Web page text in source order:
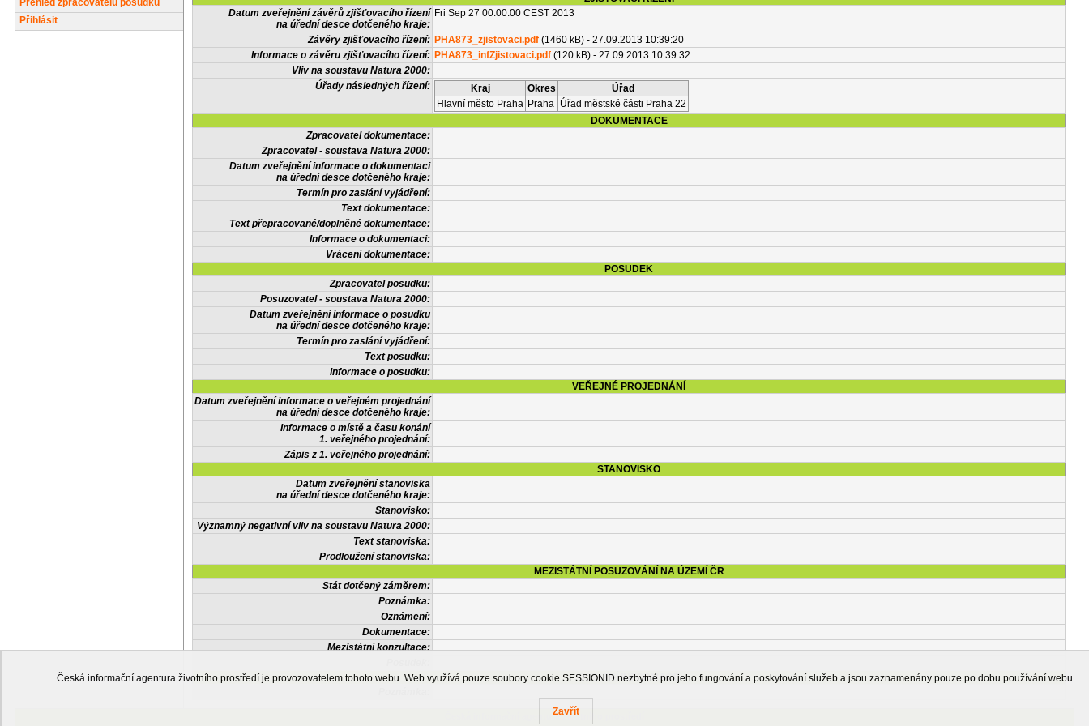
Přehled zpracovatelů posudků
Přihlásit
Datum zveřejnění závěrů zjišťovacího řízení
na úřední desce dotčeného kraje:
Fri Sep 27 00:00:00 CEST 2013
Závěry zjišťovacího řízení: PHA873_zjistovaci.pdf (1460 kB) - 27.09.2013 10:39:20
Informace o závěru zjišťovacího řízení: PHA873_infZjistovaci.pdf (120 kB) - 27.09.2013 10:39:32
Vliv na soustavu Natura 2000:
Úřady následných řízení:
Kraj Okres
Úřad
Hlavní město Praha Praha Úřad městské části Praha 22
DOKUMENTACE
Zpracovatel dokumentace:
Zpracovatel - soustava Natura 2000:
Datum zveřejnění informace o dokumentaci
na úřední desce dotčeného kraje:
Termín pro zaslání vyjádření:
Text dokumentace:
Text přepracované/doplněné dokumentace:
Informace o dokumentaci:
Vrácení dokumentace:
POSUDEK
Zpracovatel posudku:
Posuzovatel - soustava Natura 2000:
Datum zveřejnění informace o posudku
na úřední desce dotčeného kraje:
Termín pro zaslání vyjádření:
Text posudku:
Informace o posudku:
VEŘEJNÉ PROJEDNÁNÍ
Datum zveřejnění informace o veřejném projednání
na úřední desce dotčeného kraje:
Informace o místě a času konání
1. veřejného projednání:
Zápis z 1. veřejného projednání:
STANOVISKO
Datum zveřejnění stanoviska
na úřední desce dotčeného kraje:
Stanovisko:
Významný negativní vliv na soustavu Natura 2000:
Text stanoviska:
Prodloužení stanoviska:
MEZISTÁTNÍ POSUZOVÁNÍ NA ÚZEMÍ ČR
Stát dotčený záměrem:
Poznámka:
Oznámení:
Dokumentace:
Mezistátní konzultace:
OSTATNÍ INFORMACE
Česká informační agentura životního prostředí
Česká informační agentura životního prostředí je provozovatelem tohoto webu. Web využívá pouze soubory cookie SESSIONID nezbytné pro jeho fungování a poskytování služeb a jsou zaznamenány pouze po dobu používání webu.
Zavřít